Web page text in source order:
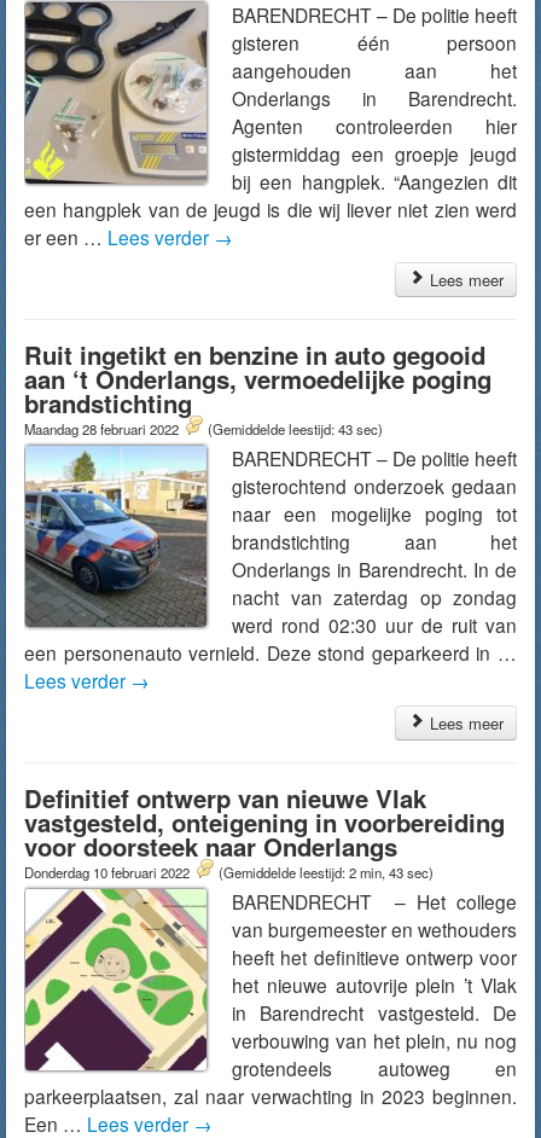
BARENDRECHT – De politie heeft
gisteren één persoon
aangehouden aan het
Onderlangs in Barendrecht.
Agenten controleerden hier
gistermiddag een groepje jeugd
bij een hangplek. “Aangezien dit
een hangplek van de jeugd is die wij liever niet zien werd
er een … Lees verder →
Lees meer
Ruit ingetikt en benzine in auto gegooid
aan ‘t Onderlangs, vermoedelijke poging
brandstichting
Maandag 28 februari 2022 (Gemiddelde leestijd: 43 sec)
BARENDRECHT – De politie heeft
gisterochtend onderzoek gedaan
naar een mogelijke poging tot
brandstichting aan het
Onderlangs in Barendrecht. In de
nacht van zaterdag op zondag
werd rond 02:30 uur de ruit van
een personenauto vernield. Deze stond geparkeerd in …
Lees verder →
Lees meer
Definitief ontwerp van nieuwe Vlak
vastgesteld, onteigening in voorbereiding
voor doorsteek naar Onderlangs
Donderdag 10 februari 2022 (Gemiddelde leestijd: 2 min, 43 sec)
BARENDRECHT – Het college
van burgemeester en wethouders
heeft het definitieve ontwerp voor
het nieuwe autovrije plein ’t Vlak
in Barendrecht vastgesteld. De
verbouwing van het plein, nu nog
grotendeels autoweg en
parkeerplaatsen, zal naar verwachting in 2023 beginnen.
Een … Lees verder →